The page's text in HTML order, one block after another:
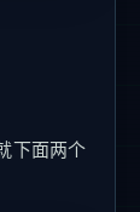
下面两个